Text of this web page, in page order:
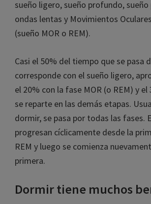
análisis de señales, se ha podido
sueño tiene cinco etapas cíclicas
somnolencia, sueño ligero, sueño
Oculares Rápidos (sueño MOR o
Casi el 50% del tiempo que se pasa
corresponde con el sueño ligero,
aproximadamente el 20% con la fase
REM) y el 30% restante se reparte
etapas. Usualmente, al dormir, se
las fases. Estas progresan
nuevamente con la primera.